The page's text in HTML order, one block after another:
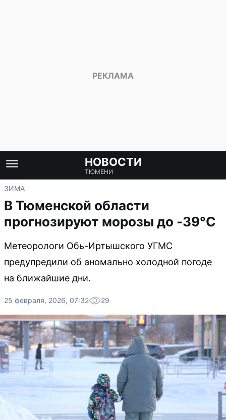
НОВОСТИ
ТЮМЕНИ
ЗИМА
В Тюменской области
прогнозируют морозы до -39°C
Метеорологи Обь-Иртышского УГМС
предупредили об аномально холодной погоде
на ближайшие дни.
25 февраля, 2026, 07:32 29